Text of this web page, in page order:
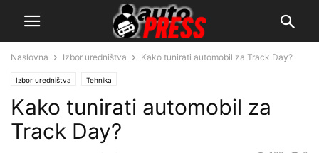
Naslovna Izbor uredništva Kako tunirati automobil za Track Day?
Izbor uredništva Tehnika
Kako tunirati automobil za
Track Day?